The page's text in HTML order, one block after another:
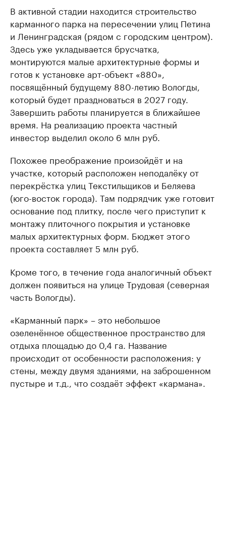
В активной стадии находится строительство
карманного парка на пересечении улиц Петина
и Ленинградская (рядом с городским центром).
Здесь уже укладывается брусчатка,
монтируются малые архитектурные формы и
готов к установке арт-объект «880»,
посвящённый будущему 880-летию Вологды,
который будет праздноваться в 2027 году.
Завершить работы планируется в ближайшее
время. На реализацию проекта частный
инвестор выделил около 6 млн руб.
Похожее преображение произойдёт и на
участке, который расположен неподалёку от
перекрёстка улиц Текстильщиков и Беляева
(юго-восток города). Там подрядчик уже готовит
основание под плитку, после чего приступит к
монтажу плиточного покрытия и установке
малых архитектурных форм. Бюджет этого
проекта составляет 5 млн руб.
Кроме того, в течение года аналогичный объект
должен появиться на улице Трудовая (северная
часть Вологды).
«Карманный парк» – это небольшое
озеленённое общественное пространство для
отдыха площадью до 0,4 га. Название
происходит от особенности расположения: у
стены, между двумя зданиями, на заброшенном
пустыре и т.д., что создаёт эффект «кармана».